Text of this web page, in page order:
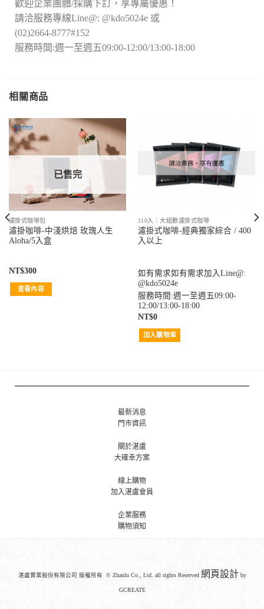
歡迎企業團體/採購下訂，享專屬優惠！
請洽服務專線Line@: @kdo5024e 或
(02)2664-8777#152
服務時間:週一至週五09:00-12:00/13:00-18:00
相關商品
已售完
濾掛式咖啡包
濾掛咖啡-中淺烘焙 玫瑰人生
Aloha/5入盒
NT$300
查看內容
110入｜大組數濾掛式咖啡
濾掛式咖啡-經典獨家綜合 / 400
入以上
如有需求如有需求加入Line@:
@kdo5024e
服務時間:週一至週五09:00-
12:00/13:00-18:00
NT$0
加入購物車
最新消息
門市資訊
關於湛盧
大確幸方案
線上購物
加入湛盧會員
企業服務
購物須知
湛盧實業股份有限公司 版權所有 © Zhanlu Co., Ltd. all rights Reserved 網頁設計 by
GCREATE